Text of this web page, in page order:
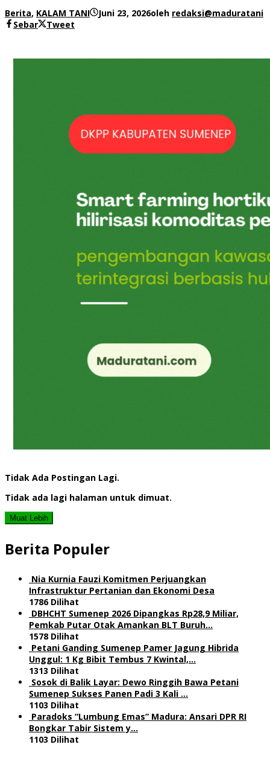
Berita, KALAM TANI Juni 23, 2026oleh redaksi@maduratani
Sebar
Tweet
Tidak Ada Postingan Lagi.
Tidak ada lagi halaman untuk dimuat.
Muat Lebih
Berita Populer
Nia Kurnia Fauzi Komitmen Perjuangkan
Infrastruktur Pertanian dan Ekonomi Desa
1786 Dilihat
DBHCHT Sumenep 2026 Dipangkas Rp28,9 Miliar,
Pemkab Putar Otak Amankan BLT Buruh…
1578 Dilihat
Petani Ganding Sumenep Pamer Jagung Hibrida
Unggul: 1 Kg Bibit Tembus 7 Kwintal,…
1313 Dilihat
Sosok di Balik Layar: Dewo Ringgih Bawa Petani
Sumenep Sukses Panen Padi 3 Kali …
1103 Dilihat
Paradoks “Lumbung Emas” Madura: Ansari DPR RI
Bongkar Tabir Sistem y…
1103 Dilihat